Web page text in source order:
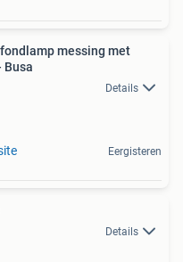
messing met
Busa
Details
Eergisteren
Details